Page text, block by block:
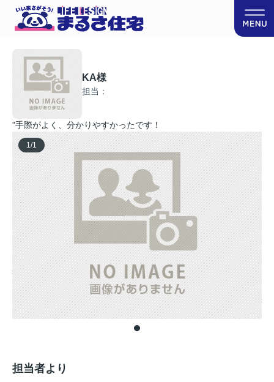
KA様
担当：
"手際がよく、分かりやすかったです！
1/1
担当者より